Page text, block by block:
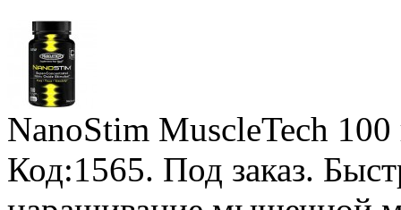
NanoStim MuscleTech 100
Код:1565. Под заказ.